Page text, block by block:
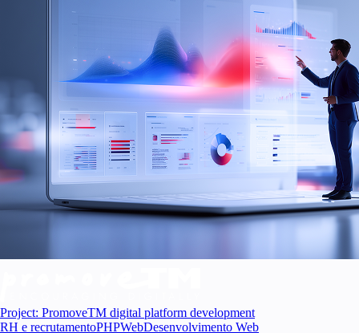
Project: PromoveTM digital platform development
RH e recrutamentoPHPWebDesenvolvimento Web